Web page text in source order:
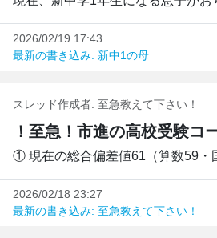
2026/02/19 17:43
最新の書き込み: 新中1の母
スレッド作成者: 至急教えて下さい！
2026/02/18 23:27
最新の書き込み: 至急教えて下さい！